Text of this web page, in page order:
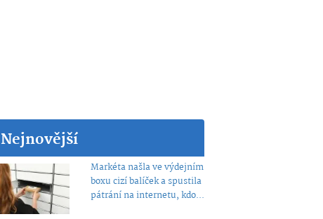
Nejnovější
Markéta našla ve výdejním
boxu cizí balíček a spustila
pátrání na internetu, kdo...